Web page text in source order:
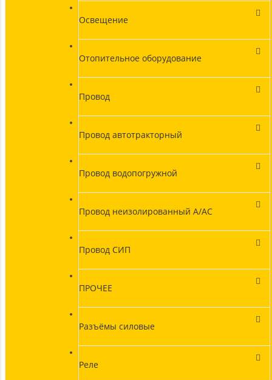
Освещение
Отопительное оборудование
Провод
Провод автотракторный
Провод водопогружной
Провод неизолированный А/АС
Провод СИП
ПРОЧЕЕ
Разъёмы силовые
Реле